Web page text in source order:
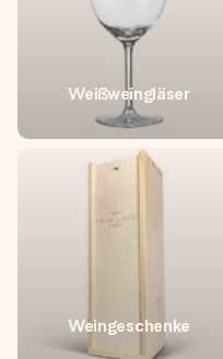
Weißweingläser
Weingeschenke